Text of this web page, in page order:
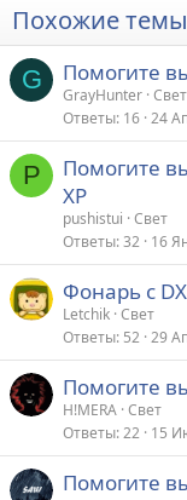
Похожие темы
G Помогите
GrayHunter Свет
Ответы 16 24
P
Помогите
XP
pushistui Свет
Ответы 32 16
Фонарь с
Letchik Свет
Ответы 52 29
Помогите
H!MERA Свет
Ответы 22 15
Помогите